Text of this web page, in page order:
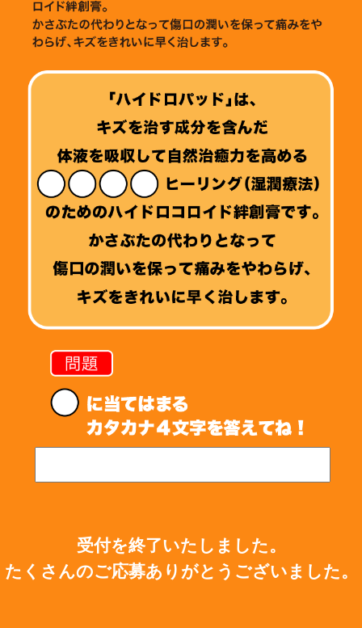
受付を終了いたしました。
たくさんのご応募ありがとうございました。